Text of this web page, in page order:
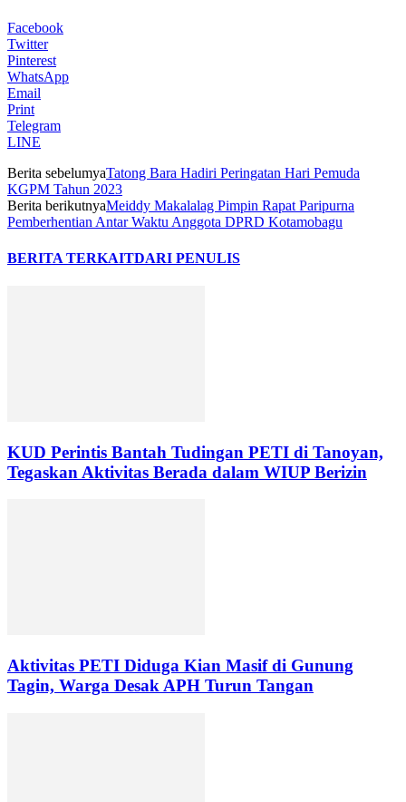
Facebook
Twitter
Pinterest
WhatsApp
Email
Print
Telegram
LINE
Berita sebelumyaTatong Bara Hadiri Peringatan Hari Pemuda
KGPM Tahun 2023
Berita berikutnyaMeiddy Makalalag Pimpin Rapat Paripurna
Pemberhentian Antar Waktu Anggota DPRD Kotamobagu
BERITA TERKAITDARI PENULIS
KUD Perintis Bantah Tudingan PETI di Tanoyan,
Tegaskan Aktivitas Berada dalam WIUP Berizin
Aktivitas PETI Diduga Kian Masif di Gunung
Tagin, Warga Desak APH Turun Tangan